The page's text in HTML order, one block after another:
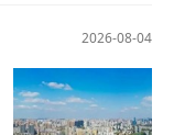
2026-08-04